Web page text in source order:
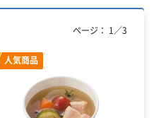
人気商品
ページ： 1 ／3